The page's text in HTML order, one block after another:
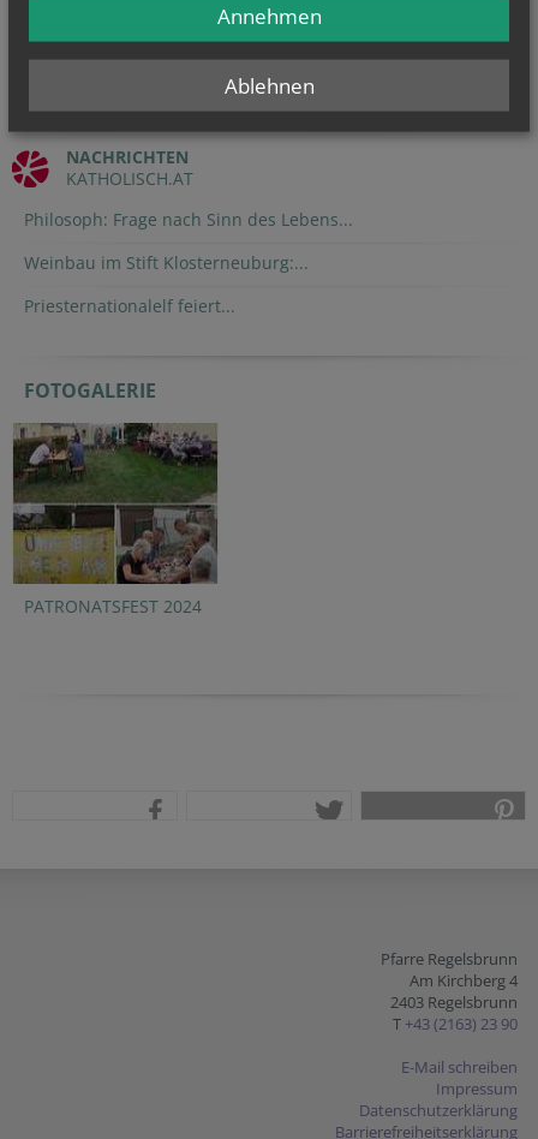
NACHRICHTEN
KATHOLISCH.AT
Philosoph: Frage nach Sinn des Lebens...
Weinbau im Stift Klosterneuburg:...
Priesternationalelf feiert...
FOTOGALERIE
PATRONATSFEST 2024
Pfarre Regelsbrunn
Am Kirchberg 4
2403 Regelsbrunn
T +43 (2163) 23 90
E-Mail schreiben
Impressum
Datenschutzerklärung
Barrierefreiheitserklärung
Ablehnen
Annehmen